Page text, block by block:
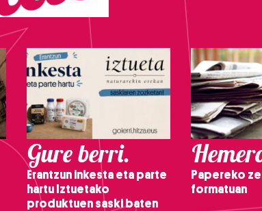
Gure berri.
Erantzun inkesta eta parte
hartu Iztuetako
produktuen saski baten
Papereko
formatuan